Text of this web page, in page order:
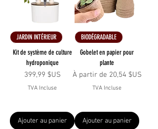
JARDIN INTÉRIEUR
Kit de système de culture
hydroponique
Prix
399,99 $US
TVA Incluse
Ajouter au panier
BIODÉGRADABLE
Gobelet en papier pour
plante
À partir de 20,54 $US
Prix promotionnel
TVA Incluse
Ajouter au panier